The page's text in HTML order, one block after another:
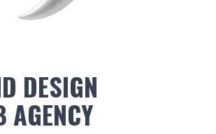
DESIGN
AGENCY